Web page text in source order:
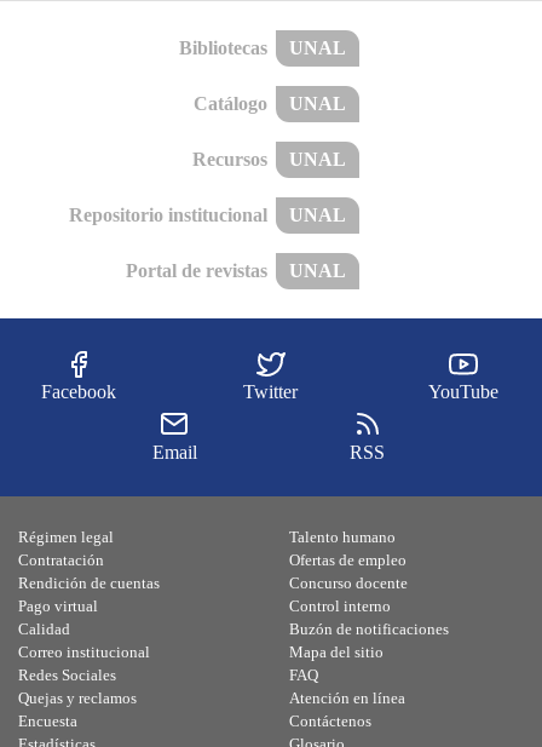
Bibliotecas UNAL
Catálogo UNAL
Recursos UNAL
Repositorio institucional UNAL
Portal de revistas UNAL
Facebook Twitter YouTube
Email RSS
Régimen legal
Contratación
Rendición de cuentas
Pago virtual
Calidad
Talento humano
Ofertas de empleo
Concurso docente
Control interno
Buzón de notificaciones
Correo institucional
Redes Sociales
Quejas y reclamos
Encuesta
Mapa del sitio
FAQ
Atención en línea
Contáctenos